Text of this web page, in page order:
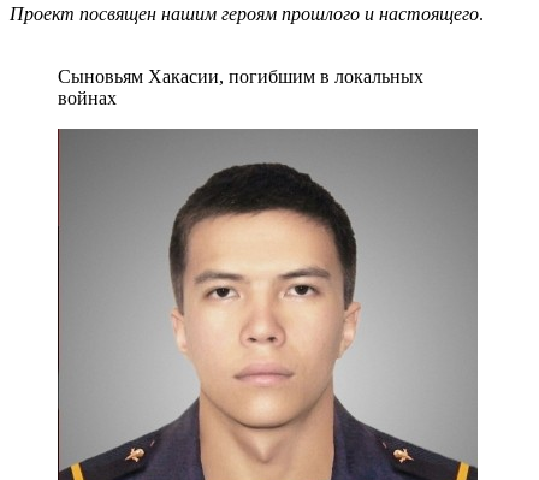
Проект посвящен нашим героям прошлого и настоящего.
Сыновьям Хакасии, погибшим в локальных
войнах